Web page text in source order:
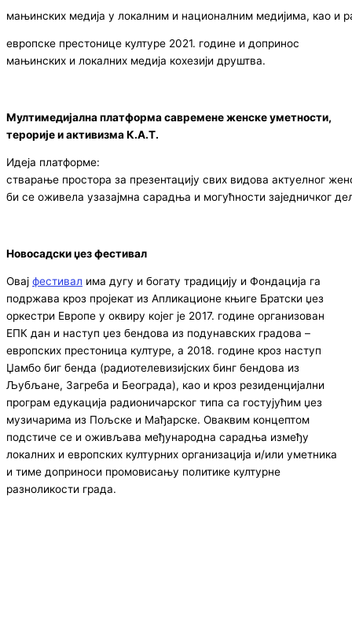
мањинских медија у локалним и националним медијима, као и
европске престонице културе 2021. године и допринос
мањинских и локалних медија кохезији друштва.
Мултимедијална платформа савремене женске уметности,
терорије и активизма К.А.Т.
Идеја платформе:
стварање простора за презентацију свих видова актуелног
би се оживела узазајмна сарадња и могућности заједничког
Новосадски џез фестивал
Овај фестивал има дугу и богату традицију и Фондација га
подржава кроз пројекат из Апликационе књиге Братски џез
оркестри Европе у оквиру којег је 2017. године организован
ЕПК дан и наступ џез бендова из подунавских градова –
европских престоница културе, а 2018. године кроз наступ
Џамбо биг бенда (радиотелевизијских бинг бендова из
Љубљане, Загреба и Београда), као и кроз резиденцијални
програм едукација радионичарског типа са гостујућим џез
музичарима из Пољске и Мађарске. Оваквим концептом
подстиче се и оживљава међународна сарадња између
локалних и европских културних организација и/или уметника
и тиме доприноси промовисању политике културне
разноликости града.